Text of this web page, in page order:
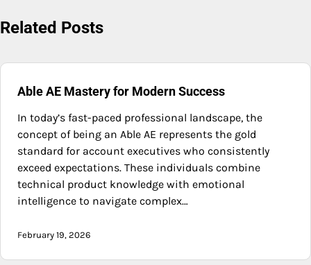
Related Posts
Able AE Mastery for Modern Success
In today’s fast-paced professional landscape, the
concept of being an Able AE represents the gold
standard for account executives who consistently
exceed expectations. These individuals combine
technical product knowledge with emotional
intelligence to navigate complex…
February 19, 2026